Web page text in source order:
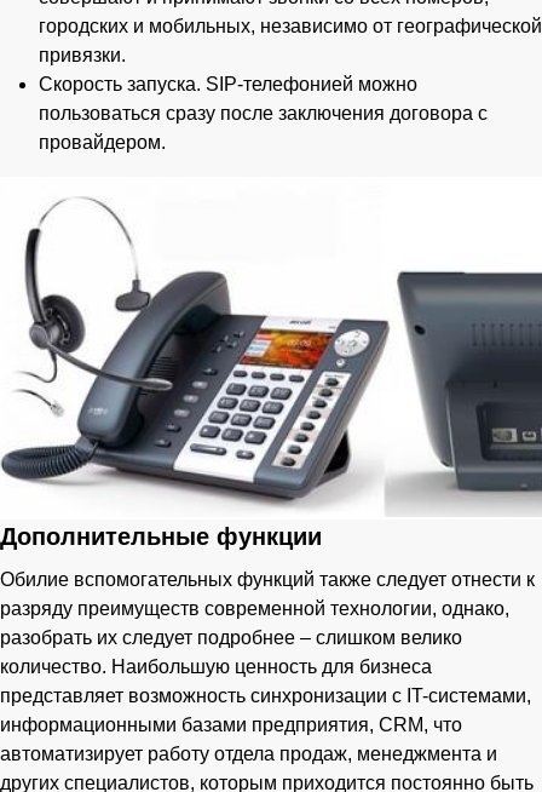
городских и мобильных, независимо от географической
привязки.
Скорость запуска. SIP-телефонией можно
пользоваться сразу после заключения договора с
провайдером.
Дополнительные функции
Обилие вспомогательных функций также следует отнести к
разряду преимуществ современной технологии, однако,
разобрать их следует подробнее – слишком велико
количество. Наибольшую ценность для бизнеса
представляет возможность синхронизации с IT-системами,
информационными базами предприятия, CRM, что
автоматизирует работу отдела продаж, менеджмента и
других специалистов, которым приходится постоянно быть